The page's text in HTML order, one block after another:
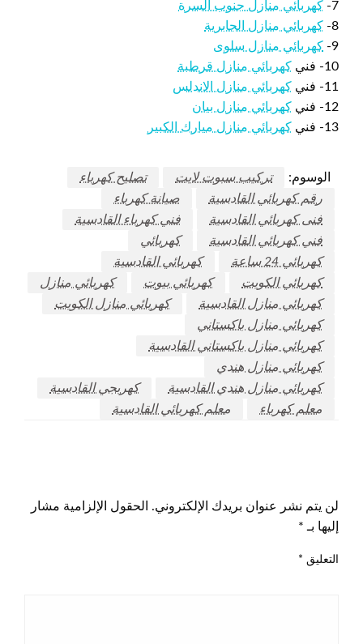
7-
كهربائي منازل جنوب السرة
8-
كهربائي منازل الجابرية
9-
كهربائي منازل سلوى
10- فني
كهربائي منازل قرطبة
11- فني
كهربائي منازل الاندلس
12- فني
كهربائي منازل بيان
13- فني
كهربائي منازل ميارك الكبير
الوسوم: تركيب سبوت لايت
تصليح كهرباء
رقم كهربائي القادسية
صيانة كهرباء
فنى كهربائي القادسية
فني كهرباء القادسية
فني كهربائي القادسية
كهربائي
كهربائي 24 ساعة
كهربائي القادسية
كهربائي الكويت
كهربائي بيوت
كهربائي منازل
كهربائي منازل القادسية
كهربائي منازل الكويت
كهربائي منازل باكستاني
كهربائي منازل باكستاني القادسية
كهربائي منازل هندي
كهربائي منازل هندي القادسية
كهربجي القادسية
معلم كهرباء
معلم كهربائي القادسية
لن يتم نشر عنوان بريدك الإلكتروني.
الحقول الإلزامية مشار
إليها بـ *
التعليق *